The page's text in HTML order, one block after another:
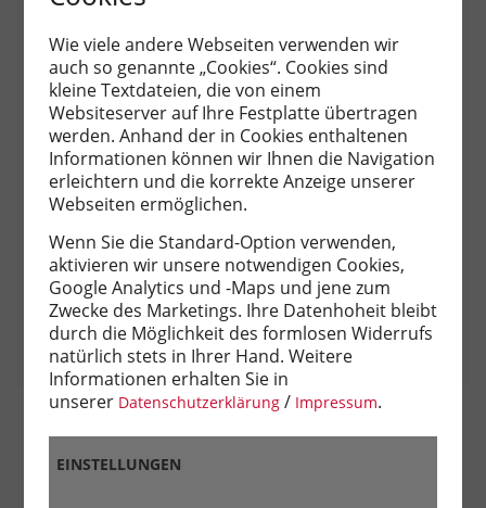
Einwohner
1.560.042
Einwohnerdichte/km²
Altersdurchschnitt 41,2 Jahre
Haushalte mit Kind(ern)
17,4 %
Single-Haushalte
54,0 %
Ø Bestand: 8.088 €/m²
Ø Neubau: 10.950 €/m²
Ø Bestand: 19,60 €/m²
Ø Neubau: 21,20 €/m²
Neuvermietung
Kauf
VERGLEICH MÜNCHEN
Quellen: Immobilienreport | LHM Wohnungsmarktbarometer | LHM
Wie viele andere Webseiten verwenden wir
auch so genannte „Cookies“. Cookies sind
kleine Textdateien, die von einem
Websiteserver auf Ihre Festplatte übertragen
werden. Anhand der in Cookies enthaltenen
Informationen können wir Ihnen die Navigation
erleichtern und die korrekte Anzeige unserer
Webseiten ermöglichen.
Wenn Sie die Standard-Option verwenden,
aktivieren wir unsere notwendigen Cookies,
Google Analytics und -Maps und jene zum
Zwecke des Marketings. Ihre Datenhoheit bleibt
durch die Möglichkeit des formlosen Widerrufs
natürlich stets in Ihrer Hand. Weitere
Informationen erhalten Sie in
unserer Datenschutzerklärung / Impressum.
EINSTELLUNGEN